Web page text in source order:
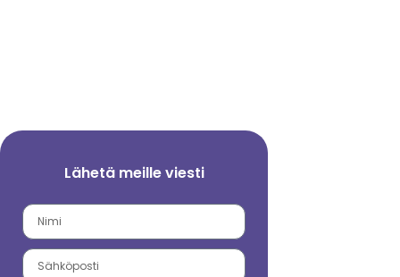
Lähetä meille viesti